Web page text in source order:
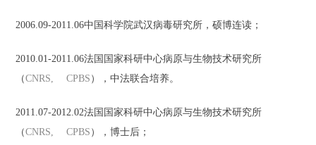
2006.09-2011.06中国科学院武汉病毒研究所，硕博连读；
2010.01-2011.06法国国家科研中心病原与生物技术研究所
（CNRS, CPBS ），中法联合培养。
2011.07-2012.02法国国家科研中心病原与生物技术研究所
（CNRS, CPBS ），博士后；